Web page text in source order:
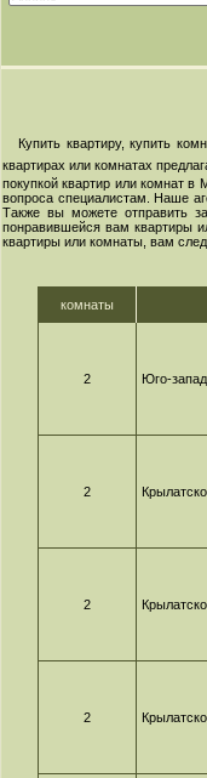
Купить квартиру, купить
квартирах или комнатах
покупкой квартир или комнат
вопроса специалистам. Наше
Также вы можете отправить
понравившейся вам квартиры
квартиры или комнаты, вам
комнаты
2 Юго-
2
2
2